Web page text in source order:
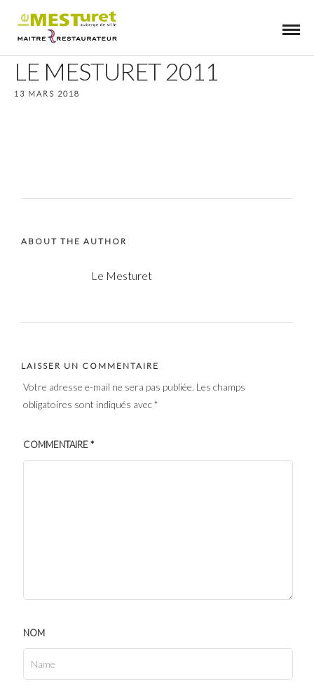
LE MESTURET 2011
13 MARS 2018
ABOUT THE AUTHOR
Le Mesturet
LAISSER UN COMMENTAIRE
Votre adresse e-mail ne sera pas publiée. Les champs
obligatoires sont indiqués avec*
COMMENTAIRE*
NOM